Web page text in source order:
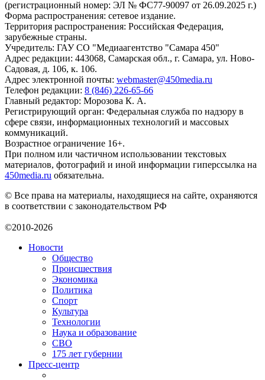
(регистрационный номер: ЭЛ № ФС77-90097 от 26.09.2025 г.)
Форма распространения: сетевое издание.
Территория распространения: Российская Федерация,
зарубежные страны.
Учредитель: ГАУ СО "Медиаагентство "Самара 450"
Адрес редакции: 443068, Самарская обл., г. Самара, ул. Ново-
Садовая, д. 106, к. 106.
Адрес электронной почты: webmaster@450media.ru
Телефон редакции: 8 (846) 226-65-66
Главный редактор: Морозова К. А.
Регистрирующий орган: Федеральная служба по надзору в
сфере связи, информационных технологий и массовых
коммуникаций.
Возрастное ограничение 16+.
При полном или частичном использовании текстовых
материалов, фотографий и иной информации гиперссылка на
450media.ru обязательна.
© Все права на материалы, находящиеся на сайте, охраняются
в соответствии с законодательством РФ
©2010-2026
Новости
Общество
Происшествия
Экономика
Политика
Спорт
Культура
Технологии
Наука и образование
СВО
175 лет губернии
Пресс-центр